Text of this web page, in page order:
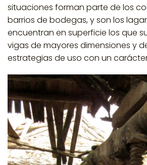
situaciones forman parte de los
barrios de bodegas, y son los
encuentran en superficie los que
vigas de mayores dimensiones y
estrategias de uso con un